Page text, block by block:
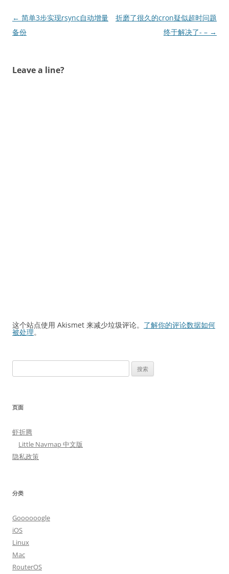
文
章
← 简单3步实现rsync自动增量
备份
折磨了很久的cron疑似超时问题
终于解决了- – →
Leave a line?
这个站点使用 Akismet 来减少垃圾评论。 了解你的评论数据如何
被处理。
索：
页面
虾折腾
Little Navmap 中文版
隐私政策
分类
Goooooogle
iOS
Linux
Mac
RouterOS